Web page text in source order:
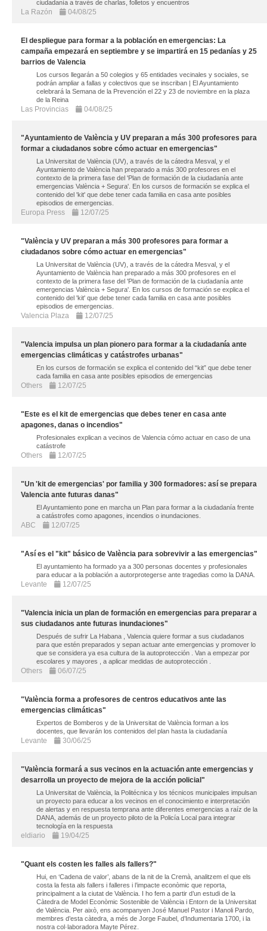
ciudadanía a través de charlas, folletos y encuentros
La Razón 04/08/25
El despliegue para formar a la población en emergencias: La
campaña empezará en septiembre y se impartirá en 15 pedanías y 25
barrios de Valencia
Los cursos llegarán a 50 colegios y 65 entidades vecinales y sociales, se
podrán ampliar a fallas y colectivos que se inscriban | El Ayuntamiento
celebrará la Semana de la Prevención el 22 y 23 de noviembre en la plaza
de la Reina
Las Provincias 04/08/25
"Ayuntamiento de València y UV preparan a más 300 profesores para
formar a ciudadanos sobre cómo actuar en emergencias"
La Universitat de València (UV), a través de la cátedra Mesval, y el
Ayuntamiento de València han preparado a más 300 profesores en el
contexto de la primera fase del 'Plan de formación de la ciudadanía ante
emergencias València + Segura'. En los cursos de formación se explica el
contenido del 'kit' que debe tener cada familia en casa ante posibles
episodios de emergencias.
Europa Press 12/07/25
"València y UV preparan a más 300 profesores para formar a
ciudadanos sobre cómo actuar en emergencias"
La Universitat de València (UV), a través de la cátedra Mesval, y el
Ayuntamiento de València han preparado a más 300 profesores en el
contexto de la primera fase del 'Plan de formación de la ciudadanía ante
emergencias València + Segura'. En los cursos de formación se explica el
contenido del 'kit' que debe tener cada familia en casa ante posibles
episodios de emergencias.
Valencia Plaza 12/07/25
"Valencia impulsa un plan pionero para formar a la ciudadanía ante
emergencias climáticas y catástrofes urbanas"
En los cursos de formación se explica el contenido del “kit” que debe tener
cada familia en casa ante posibles episodios de emergencias
Others 12/07/25
"Este es el kit de emergencias que debes tener en casa ante
apagones, danas o incendios"
Profesionales explican a vecinos de Valencia cómo actuar en caso de una
catástrofe
Others 12/07/25
"Un 'kit de emergencias' por familia y 300 formadores: así se prepara
Valencia ante futuras danas"
El Ayuntamiento pone en marcha un Plan para formar a la ciudadanía frente
a catástrofes como apagones, incendios o inundaciones.
ABC 12/07/25
"Así es el "kit" básico de València para sobrevivir a las emergencias"
El ayuntamiento ha formado ya a 300 personas docentes y profesionales
para educar a la población a autorprotegerse ante tragedias como la DANA.
Levante 12/07/25
"Valencia inicia un plan de formación en emergencias para preparar a
sus ciudadanos ante futuras inundaciones"
Después de sufrir La Habana , Valencia quiere formar a sus ciudadanos
para que estén preparados y sepan actuar ante emergencias y promover lo
que se considera ya esa cultura de la autoprotección . Van a empezar por
escolares y mayores , a aplicar medidas de autoprotección .
Others 06/07/25
"València forma a profesores de centros educativos ante las
emergencias climáticas"
Expertos de Bomberos y de la Universitat de València forman a los
docentes, que llevarán los contenidos del plan hasta la ciudadanía
Levante 30/06/25
"València formará a sus vecinos en la actuación ante emergencias y
desarrolla un proyecto de mejora de la acción policial"
La Universitat de València, la Politécnica y los técnicos municipales impulsan
un proyecto para educar a los vecinos en el conocimiento e interpretación
de alertas y en respuesta temprana ante diferentes emergencias a raíz de la
DANA, además de un proyecto piloto de la Policía Local para integrar
tecnología en la respuesta
eldiario 19/04/25
"Quant els costen les falles als fallers?"
Hui, en ‘Cadena de valor’, abans de la nit de la Cremà, analitzem el que els
costa la festa als fallers i falleres i l’impacte econòmic que reporta,
principalment a la ciutat de València. I ho fem a partir d’un estudi de la
Càtedra de Model Econòmic Sostenible de València i Entorn de la Universitat
de València. Per això, ens acompanyen José Manuel Pastor i Manoli Pardo,
membres d’esta càtedra, a més de Jorge Faubel, d’Indumentaria 1700, i la
nostra col·laboradora Mayte Pérez.